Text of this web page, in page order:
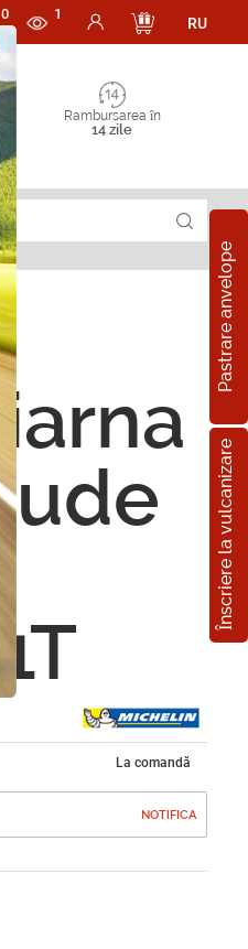
0 1
RU
Rambursarea în
14 zile
Pastrare anvelope
Înscriere la vulcanizare
La comandă
NOTIFICA